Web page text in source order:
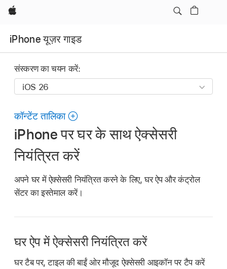
Apple
iPhone यूज़र गाइड
संस्करण का चयन करें:
कॉन्टेंट तालिका
iPhone पर घर के साथ ऐक्सेसरी
नियंत्रित करें
अपने घर में ऐक्सेसरी नियंत्रित करने के लिए, घर ऐप और कंट्रोल
सेंटर का इस्तेमाल करें।
घर ऐप में ऐक्सेसरी नियंत्रित करें
घर टैब पर, टाइल की बाईं ओर मौजूद ऐक्सेसरी आइकॉन पर टैप करें